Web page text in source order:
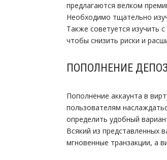
предлагаются велком
Необходимо тщательно
Также советуется изучить
чтобы снизить риски и
ПОПОЛНЕНИЕ
Пополнение аккаунта в
пользователям
определить удобный
Всякий из представленных
мгновенные транзакции, а